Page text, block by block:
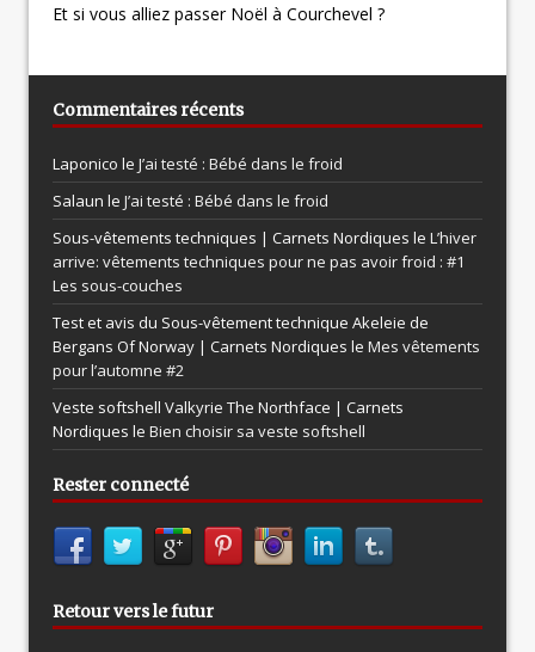
Et si vous alliez passer Noël à Courchevel ?
Commentaires récents
Laponico le J’ai testé : Bébé dans le froid
Salaun le J’ai testé : Bébé dans le froid
Sous-vêtements techniques | Carnets Nordiques le L’hiver
arrive: vêtements techniques pour ne pas avoir froid : #1
Les sous-couches
Test et avis du Sous-vêtement technique Akeleie de
Bergans Of Norway | Carnets Nordiques le Mes vêtements
pour l’automne #2
Veste softshell Valkyrie The Northface | Carnets
Nordiques le Bien choisir sa veste softshell
Rester connecté
Retour vers le futur